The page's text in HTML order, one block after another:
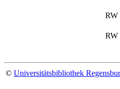
RW
RW
© Universitätsbibliothek